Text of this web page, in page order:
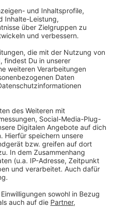
Freiland-Eigelb
Essen zu
nach in dünne Streifen
mit der
der Breite der
nebeneinander auf
Alufolie legen.
Salz und Pfeffer würzen